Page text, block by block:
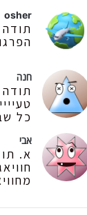
osher
חנה
כל
אבי
א.